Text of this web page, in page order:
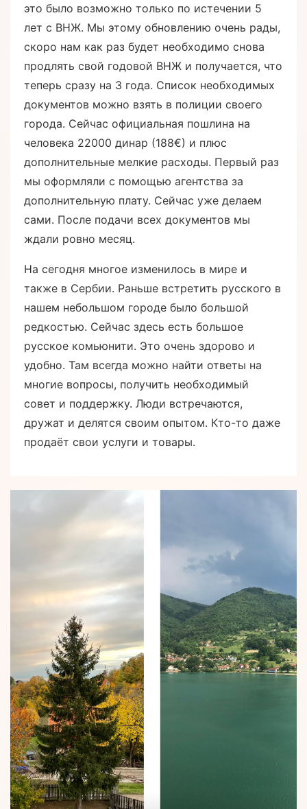
это было возможно только по истечении 5
лет с ВНЖ. Мы этому обновлению очень рады,
скоро нам как раз будет необходимо снова
продлять свой годовой ВНЖ и получается, что
теперь сразу на 3 года. Список необходимых
документов можно взять в полиции своего
города. Сейчас официальная пошлина на
человека 22000 динар (188€) и плюс
дополнительные мелкие расходы. Первый раз
мы оформляли с помощью агентства за
дополнительную плату. Сейчас уже делаем
сами. После подачи всех документов мы
ждали ровно месяц.
На сегодня многое изменилось в мире и
также в Сербии. Раньше встретить русского в
нашем небольшом городе было большой
редкостью. Сейчас здесь есть большое
русское комьюнити. Это очень здорово и
удобно. Там всегда можно найти ответы на
многие вопросы, получить необходимый
совет и поддержку. Люди встречаются,
дружат и делятся своим опытом. Кто-то даже
продаёт свои услуги и товары.